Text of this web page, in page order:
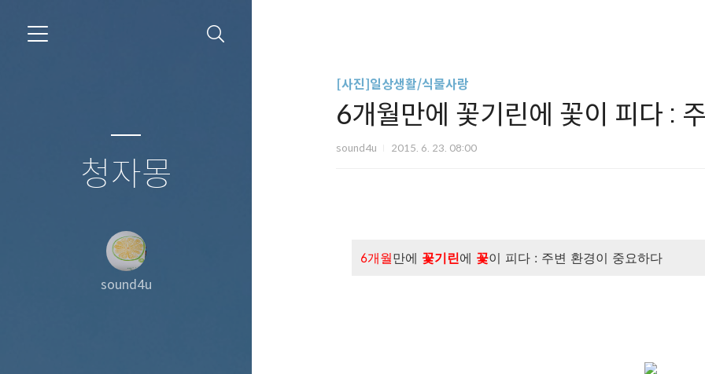
청자몽
sound4u
[사진]일상생활/식물사랑
6개월만에 꽃기린에 꽃이 피다 :
sound4u 2015. 6. 23. 08:00
6개월만에 꽃기린에 꽃이 피다 : 주변 환경이 중요하다